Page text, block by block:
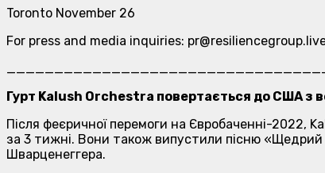
Toronto November 26
For press and media inquiries:
Гурт Kalush Orchestra повертається до США з
Після феєричної перемоги на Євробаченні-2022,
за 3 тижні. Вони також випустили пісню «Щедрий
Шварценеггера.